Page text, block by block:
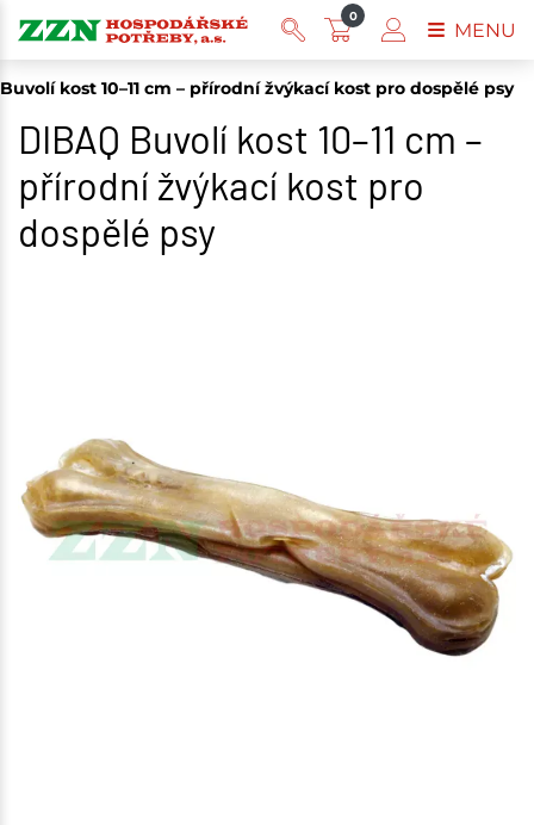
kost 10–11 cm – přírodní žvýkací kost pro dospělé psy
DIBAQ Buvolí kost 10–11 cm –
přírodní žvýkací kost pro
dospělé psy
0
MENU